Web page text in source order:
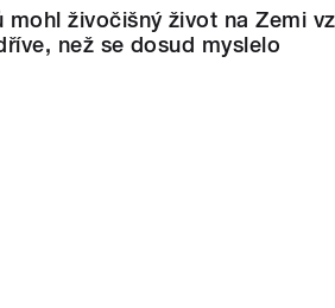
mohl živočišný život na Zemi
než se dosud myslelo